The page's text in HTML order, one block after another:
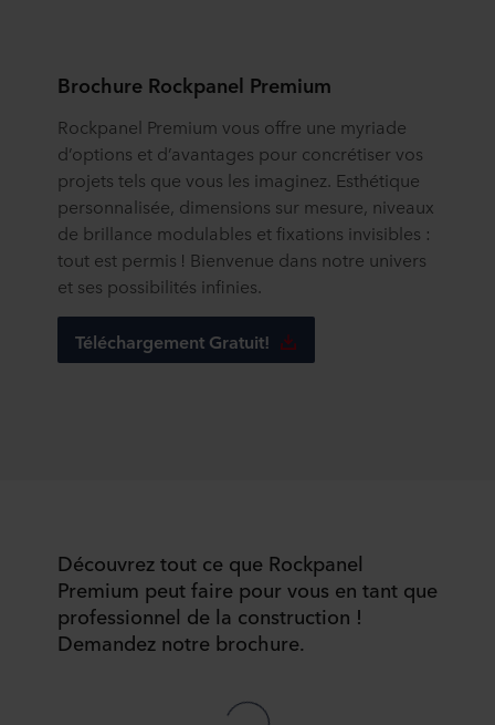
Brochure Rockpanel Premium
Rockpanel Premium vous offre une myriade
d’options et d’avantages pour concrétiser vos
projets tels que vous les imaginez. Esthétique
personnalisée, dimensions sur mesure, niveaux
de brillance modulables et fixations invisibles :
tout est permis ! Bienvenue dans notre univers
et ses possibilités infinies.
Téléchargement Gratuit!
Découvrez tout ce que Rockpanel
Premium peut faire pour vous en tant que
professionnel de la construction !
Demandez notre brochure.